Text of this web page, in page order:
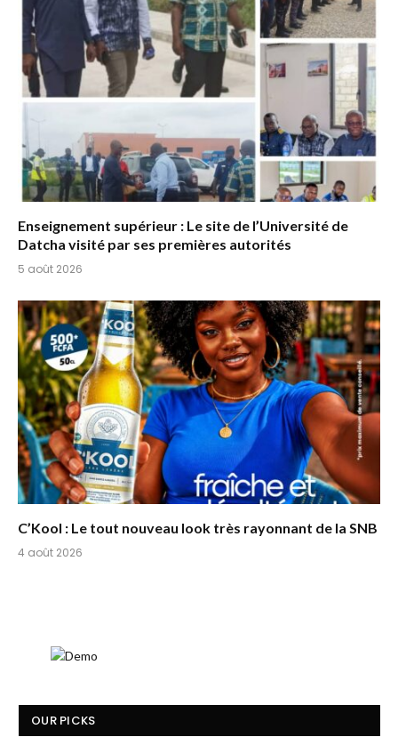
Enseignement supérieur : Le site de l’Université de
Datcha visité par ses premières autorités
5 août 2026
C’Kool : Le tout nouveau look très rayonnant de la SNB
4 août 2026
OUR PICKS